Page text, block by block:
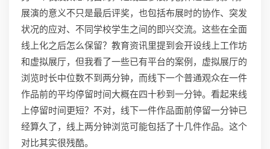
展演的意义不只是最后评奖，也包括布展时的协作、突发
状况的应对、不同学校学生之间的即兴交流。这些在全面
线上化之后怎么保留？教育资讯里提到会开设线上工作坊
和虚拟展厅，但我看了一些已有平台的案例，虚拟展厅的
浏览时长中位数不到两分钟，而线下一个普通观众在一件
作品前的平均停留时间大概在四十秒到一分钟。看起来线
上停留时间更短？不对，线下一件作品面前停留一分钟已
经算久了，线上两分钟浏览可能包括了十几件作品。这个
对比其实很残酷。